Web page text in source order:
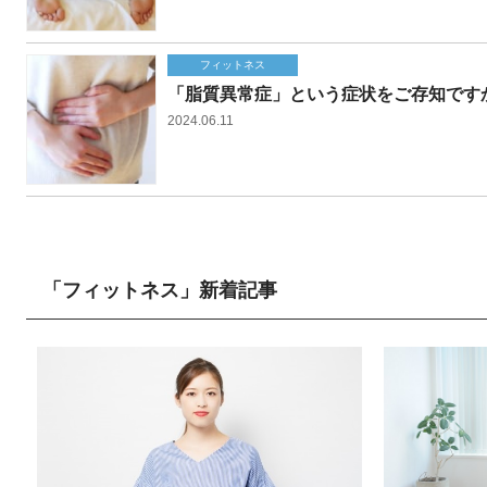
フィットネス
「脂質異常症」という症状をご存知です
2024.06.11
「フィットネス」新着記事